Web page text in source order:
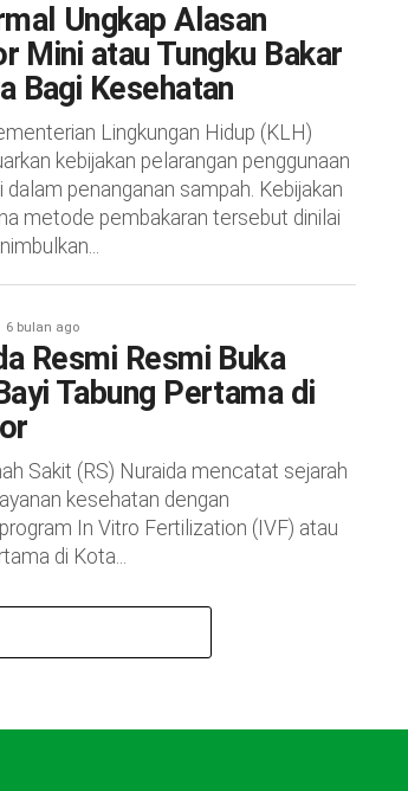
Ungkap Alasan
Mini atau Tungku Bakar
Bagi Kesehatan
Lingkungan Hidup (KLH)
kebijakan pelarangan penggunaan
dalam penanganan sampah. Kebijakan
metode pembakaran tersebut dinilai
6 bulan ago
Resmi Resmi Buka
Tabung Pertama di
Sakit (RS) Nuraida mencatat sejarah
kesehatan dengan
In Vitro Fertilization (IVF) atau
di Kota...